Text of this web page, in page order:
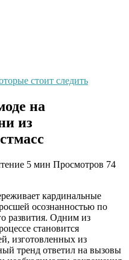
стоит следить
на
из
5 мин Просмотров 74
кардинальные
осознанностью по
развития. Одним из
становится
изготовленных из
тренд ответил на вызовы